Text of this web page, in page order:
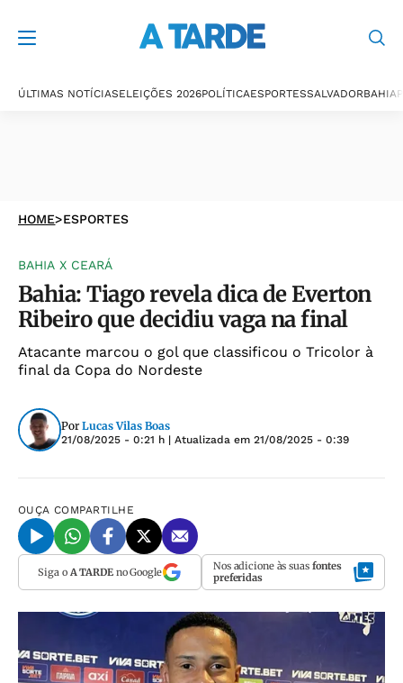
ÚLTIMAS NOTÍCIASELEIÇÕES 2026POLÍTICAESPORTESSALVADORBAHIA
HOME>ESPORTES
BAHIA X CEARÁ
Bahia: Tiago revela dica de Everton
Ribeiro que decidiu vaga na final
Atacante marcou o gol que classificou o Tricolor à
final da Copa do Nordeste
Por Lucas Vilas Boas
21/08/2025 - 0:21 h | Atualizada em 21/08/2025 - 0:39
OUÇA COMPARTILHE
Siga o A TARDEno Google Nos adicione às suas fontes
preferidas